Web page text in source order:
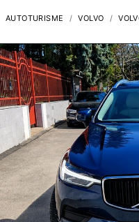
AUTOTURISME VOLVO